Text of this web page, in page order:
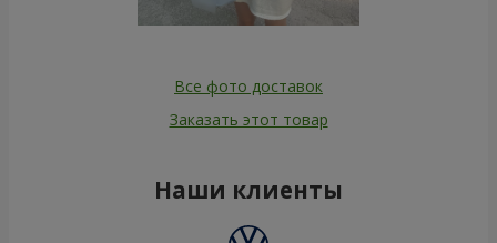
Все фото доставок
Заказать этот товар
Наши клиенты